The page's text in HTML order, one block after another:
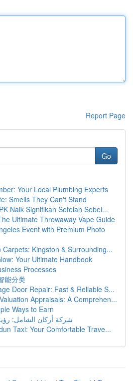
Report Page
Go
Your Local Plumbing Experts
Smells They Can't Stand
Naik Signifikan Setelah Sebel...
Ultimate Throwaway Vape Guide
Event with Premium Photo
Carpets: Kingston & Surrounding...
Your Ultimate Handbook
Processes
能分类
Door Repair: Fast & Reliable S...
Appraisals: A Comprehen...
Ways to Earn
شركة أركان الشامل:
Taxi: Your Comfortable Trave...